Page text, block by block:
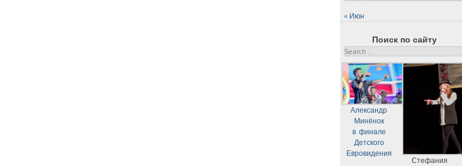
« Июн
Поиск по сайту
Search
Александр
Минёнок
в финале
Детского
Евровидения
Стефания